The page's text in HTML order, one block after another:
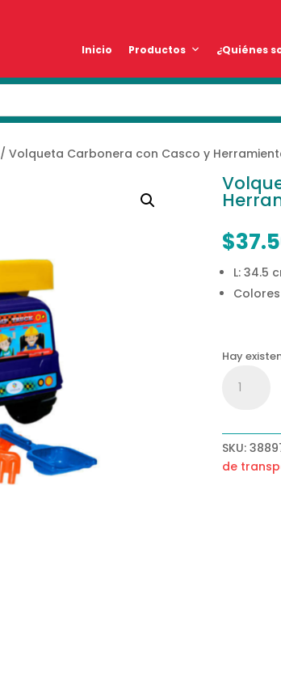
Inicio Productos ¿Quiénes
/ Volqueta Carbonera con Casco y
$
L: 34.5
Hay
Carbonera
y
SKU:
de